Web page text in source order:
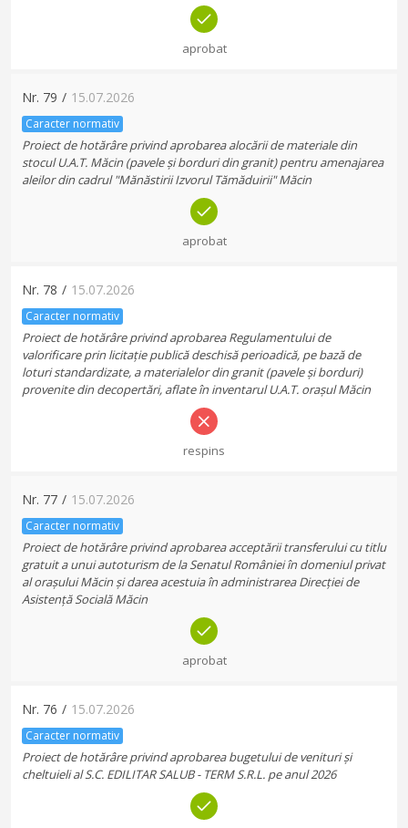
aprobat
Nr. 79 / 15.07.2026
Caracter normativ
Proiect de hotărâre privind aprobarea alocării de materiale din
stocul U.A.T. Măcin (pavele și borduri din granit) pentru amenajarea
aleilor din cadrul "Mănăstirii Izvorul Tămăduirii" Măcin
aprobat
Nr. 78 / 15.07.2026
Caracter normativ
Proiect de hotărâre privind aprobarea Regulamentului de
valorificare prin licitație publică deschisă perioadică, pe bază de
loturi standardizate, a materialelor din granit (pavele și borduri)
provenite din decopertări, aflate în inventarul U.A.T. orașul Măcin
respins
Nr. 77 / 15.07.2026
Caracter normativ
Proiect de hotărâre privind aprobarea acceptării transferului cu titlu
gratuit a unui autoturism de la Senatul României în domeniul privat
al orașului Măcin și darea acestuia în administrarea Direcției de
Asistență Socială Măcin
aprobat
Nr. 76 / 15.07.2026
Caracter normativ
Proiect de hotărâre privind aprobarea bugetului de venituri și
cheltuieli al S.C. EDILITAR SALUB - TERM S.R.L. pe anul 2026